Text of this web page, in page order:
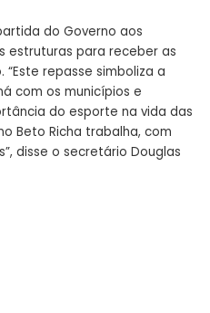
do Governo aos
estruturas para receber as
repasse simboliza a
com os municípios e
do esporte na vida das
Beto Richa trabalha, com
disse o secretário Douglas